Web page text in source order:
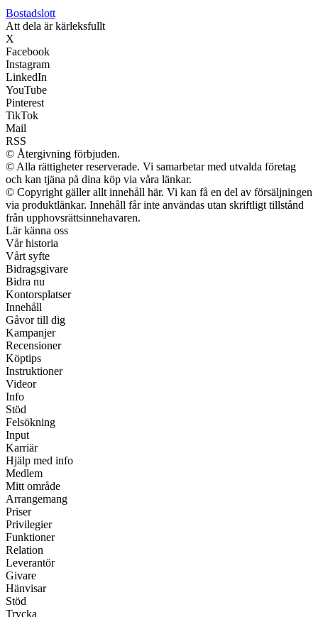
Bostadslott
Att dela är kärleksfullt
X
Facebook
Instagram
LinkedIn
YouTube
Pinterest
TikTok
Mail
RSS
© Återgivning förbjuden.
© Alla rättigheter reserverade. Vi samarbetar med utvalda företag
och kan tjäna på dina köp via våra länkar.
© Copyright gäller allt innehåll här. Vi kan få en del av försäljningen
via produktlänkar. Innehåll får inte användas utan skriftligt tillstånd
från upphovsrättsinnehavaren.
Lär känna oss
Vår historia
Vårt syfte
Bidragsgivare
Bidra nu
Kontorsplatser
Innehåll
Gåvor till dig
Kampanjer
Recensioner
Köptips
Instruktioner
Videor
Info
Stöd
Felsökning
Input
Karriär
Hjälp med info
Medlem
Mitt område
Arrangemang
Priser
Privilegier
Funktioner
Relation
Leverantör
Givare
Hänvisar
Stöd
Trycka